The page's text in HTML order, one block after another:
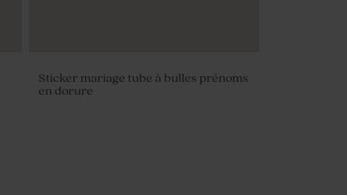
Sticker mariage tube à bulles prénoms
en dorure